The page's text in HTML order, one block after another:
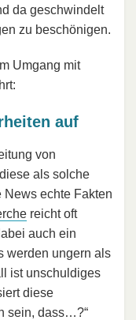
da geschwindelt
zu beschönigen.
Umgang mit
auf
von
als solche
echte Fakten
reicht oft
auch ein
werden ungern als
ist unschuldiges
diese
sein, dass…?“